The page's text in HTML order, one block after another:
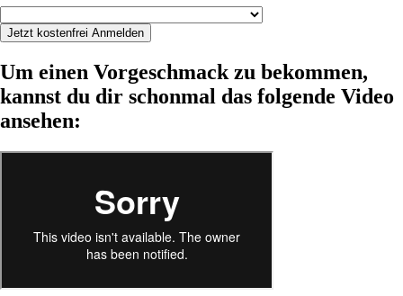
Jetzt kostenfrei Anmelden
Um einen Vorgeschmack zu bekommen,
kannst du dir schonmal das folgende Video
ansehen: